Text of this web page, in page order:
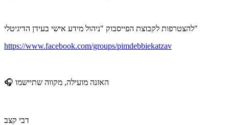
להצטרפות לקבוצת הפייסבוק "ניהול מידע אישי בעידן הדיגיטלי"
https://www.facebook.com/groups/pimdebbiekatzav
🎧 האזנה מועילה, מקווה שתיישמו
דבי קצב